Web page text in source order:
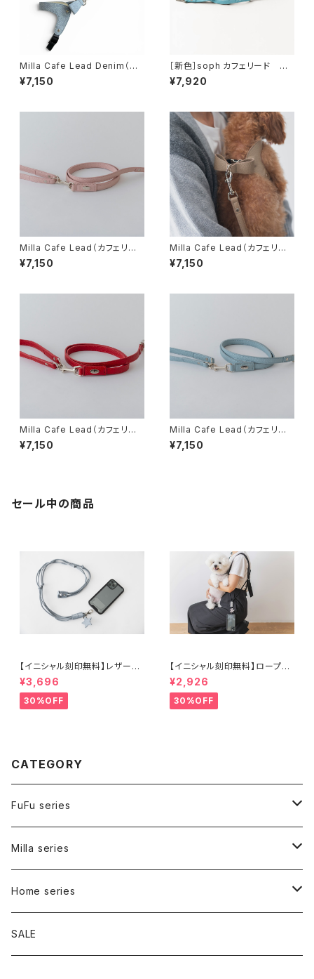
Milla Cafe Lead Denim（カ
フェリード）デニムライク ブル
ー
¥7,150
［新色］soph カフェリード ア
クアブルー ー マイクロファ
イバースエード 人口スエー
¥7,920
Milla Cafe Lead（カフェリー
ド）ピンク
¥7,150
Milla Cafe Lead（カフェリー
ド）グレージュ
¥7,150
Milla Cafe Lead（カフェリー
ド）レッド
¥7,150
Milla Cafe Lead（カフェリー
ド）ブルー
¥7,150
セール中の商品
【イニシャル刻印無料】レザース
マホストラップ ブルー
¥3,696
30%OFF
【イニシャル刻印無料】ロープス
マホストラップ シルバー
¥2,926
30%OFF
CATEGORY
FuFu series
Carry bag
Inner bag
Milla series
Carry bag
Walk bag
Home series
Bed
SALE